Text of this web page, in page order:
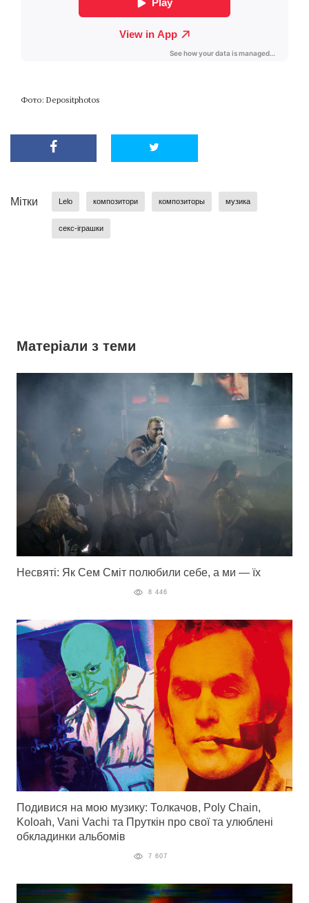
Фото: Depositphotos
Мітки Lelo композитори композиторы музика
секс-іграшки
Матеріали з теми
Несвяті: Як Сем Сміт полюбили себе, а ми — їх
8 446
Подивися на мою музику: Толкачов, Poly Chain,
Koloah, Vani Vachi та Пруткін про свої та улюблені
обкладинки альбомів
7 607